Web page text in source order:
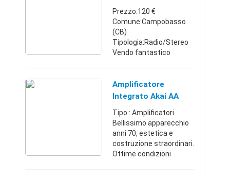
sonorità a ...
Prezzo:120 €
Comune:Campobasso
(CB)
Tipologia:Radio/Stereo
Vendo fantastico
degli anni 90.
L'apparecchio e
funzionalmente
perfetto. Potrebbe
prese ...
Amplificatore
Integrato Akai AA
5500
Tipo : Amplificatori
Bellissimo apparecchio
anni 70, estetica e
costruzione straordinari.
Ottime condizioni